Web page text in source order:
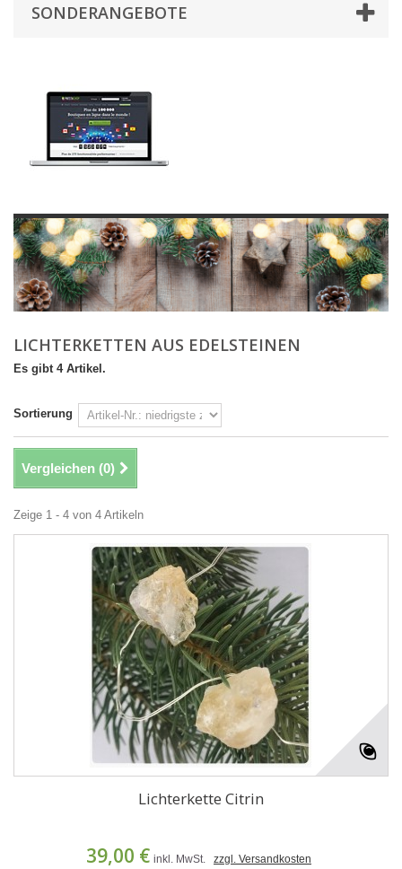
SONDERANGEBOTE
LICHTERKETTEN AUS EDELSTEINEN
Es gibt 4 Artikel.
Sortierung
Vergleichen (0)
Zeige 1 - 4 von 4 Artikeln
Lichterkette Citrin
39,00 € inkl. MwSt. zzgl. Versandkosten